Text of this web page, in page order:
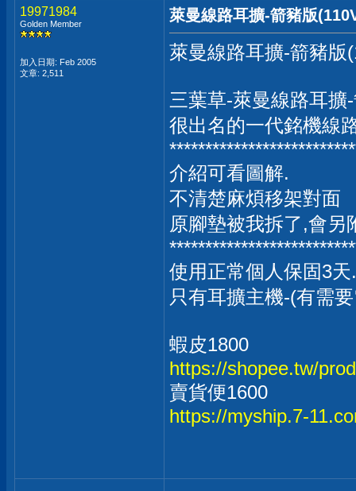
19971984
Golden Member
加入日期: Feb 2005
文章: 2,511
萊曼線路耳擴-箭豬版
萊曼線路耳擴-箭豬版
三葉草-萊曼線路耳擴
很出名的一代銘機線
介紹可看圖解.
不清楚麻煩移架對面
原腳墊被我拆了,會另
使用正常個人保固3天.
只有耳擴主機-(有需
蝦皮1800
https://shopee.tw/
賣貨便1600
https://myship.7-